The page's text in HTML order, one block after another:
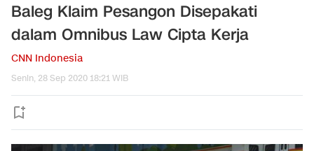
Baleg Klaim Pesangon Disepakati
dalam Omnibus Law Cipta Kerja
CNN Indonesia
Senin, 28 Sep 2020 18:21 WIB